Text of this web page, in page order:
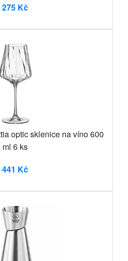
275 Kč
optic sklenice na víno 600
ml 6 ks
441 Kč